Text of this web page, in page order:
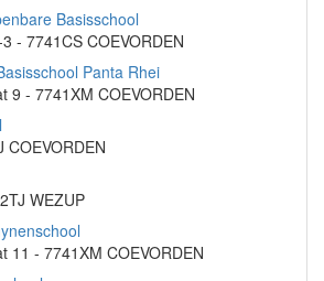
Basisschool
- 7741CS COEVORDEN
Panta Rhei
9 - 7741XM COEVORDEN
COEVORDEN
WEZUP
11 - 7741XM COEVORDEN